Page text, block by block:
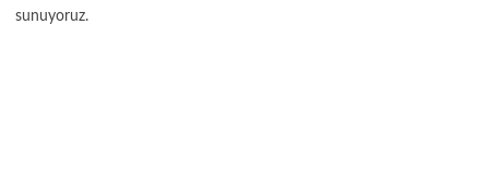
sunuyoruz.